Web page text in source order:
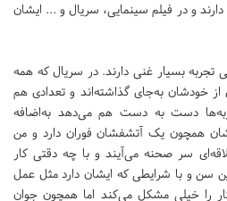
دارند و در فیلم سینمایی، سریال و ... ایشان
تجربه بسیار غنی دارند. در سریال که همه
از خودشان به‌جای گذاشته‌اند و تعدادی هم
دست به دست هم می‌دهد به‌اضافه
همچون یک آتشفشان فوران دارد و من
سر صحنه می‌آیند و با چه دقتی کار
سن و با شرایطی که ایشان دارد مثل عمل
بالای ۶۰ سال، کار را خیلی مشکل می‌کند اما همچون جوان